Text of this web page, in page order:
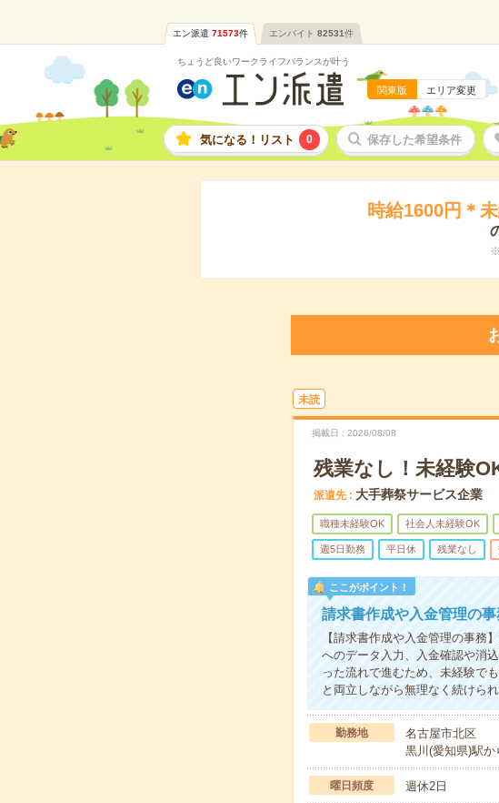
エン派遣 71573件 エンバイト 82531件
ちょうど良いワークライフバランスが叶う
関東版 エリア変更
気になる！リスト 0 保存した希望条件
時給1600円＊
未読
掲載日 2026/08/08
残業なし！未経験
派遣先 大手葬祭サービス企業
職種未経験OK 社会人未経験OK
週5日勤務 平日休 残業なし
ここがポイント！
請求書作成や入金管理の
【請求書作成や入金管理の事務
へのデータ入力、入金確認や消
った流れで進むため、未経験で
と両立しながら無理なく続けられ
勤務地
名古屋市北区
黒川(愛知県)駅
曜日頻度 週休2日